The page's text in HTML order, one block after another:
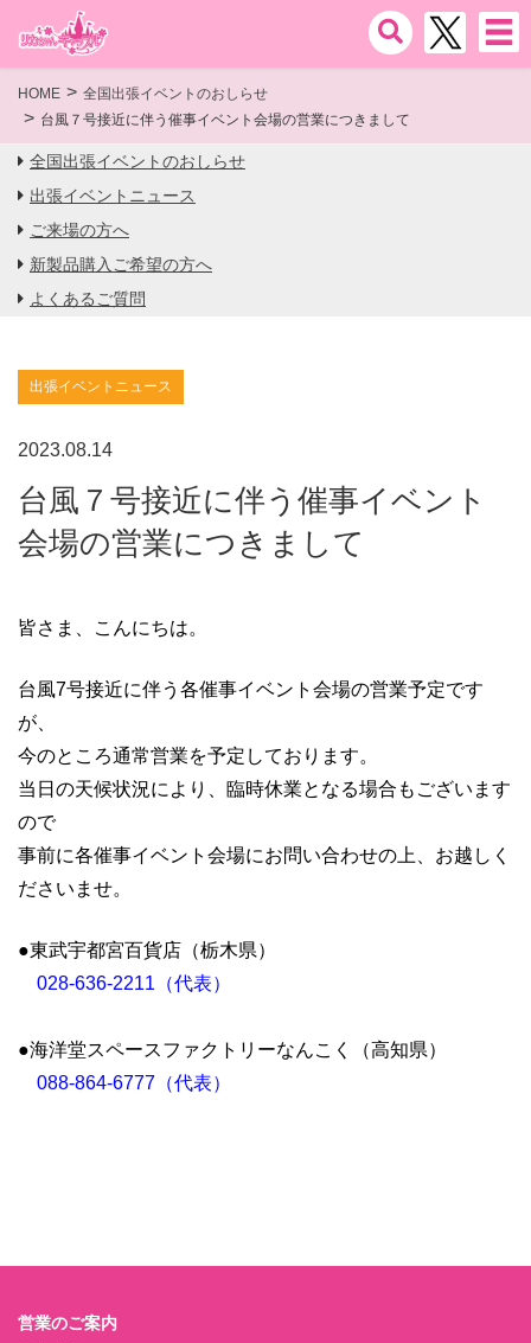
HOME
全国出張イベントのおしらせ
台風７号接近に伴う催事イベント会場の営業につきまして
全国出張イベントのおしらせ
出張イベントニュース
ご来場の方へ
新製品購入ご希望の方へ
よくあるご質問
出張イベントニュース
2023.08.14
台風７号接近に伴う催事イベント
会場の営業につきまして
皆さま、こんにちは。
台風7号接近に伴う各催事イベント会場の営業予定です
が、
今のところ通常営業を予定しております。
当日の天候状況により、臨時休業となる場合もございます
ので
事前に各催事イベント会場にお問い合わせの上、お越しく
ださいませ。
●東武宇都宮百貨店（栃木県）
028-636-2211（代表）
●海洋堂スペースファクトリーなんこく（高知県）
088-864-6777（代表）
営業のご案内